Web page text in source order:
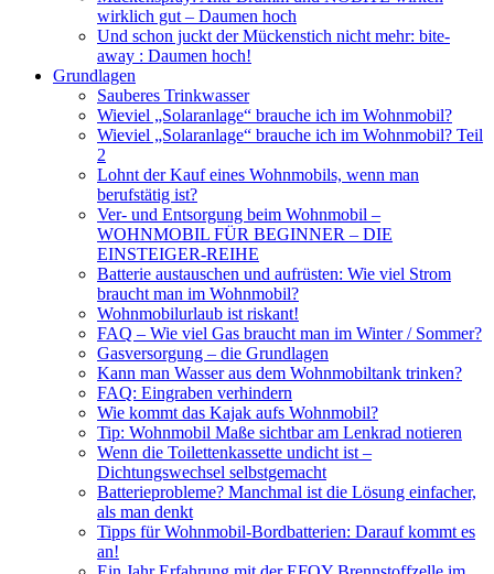
wirklich gut – Daumen hoch
Und schon juckt der Mückenstich nicht mehr: bite-
away : Daumen hoch!
Grundlagen
Sauberes Trinkwasser
Wieviel „Solaranlage“ brauche ich im Wohnmobil?
Wieviel „Solaranlage“ brauche ich im Wohnmobil? Teil
2
Lohnt der Kauf eines Wohnmobils, wenn man
berufstätig ist?
Ver- und Entsorgung beim Wohnmobil –
WOHNMOBIL FÜR BEGINNER – DIE
EINSTEIGER-REIHE
Batterie austauschen und aufrüsten: Wie viel Strom
braucht man im Wohnmobil?
Wohnmobilurlaub ist riskant!
FAQ – Wie viel Gas braucht man im Winter / Sommer?
Gasversorgung – die Grundlagen
Kann man Wasser aus dem Wohnmobiltank trinken?
FAQ: Eingraben verhindern
Wie kommt das Kajak aufs Wohnmobil?
Tip: Wohnmobil Maße sichtbar am Lenkrad notieren
Wenn die Toilettenkassette undicht ist –
Dichtungswechsel selbstgemacht
Batterieprobleme? Manchmal ist die Lösung einfacher,
als man denkt
Tipps für Wohnmobil-Bordbatterien: Darauf kommt es
an!